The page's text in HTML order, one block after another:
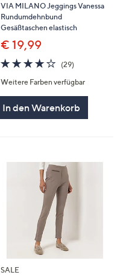
VIA MILANO Jeggings Vanessa
Rundumdehnbund
Gesäßtaschen elastisch
€ 19,99
4.1
von
5
(29)29
Weitere Farben verfügbar
In den Warenkorb
SALE